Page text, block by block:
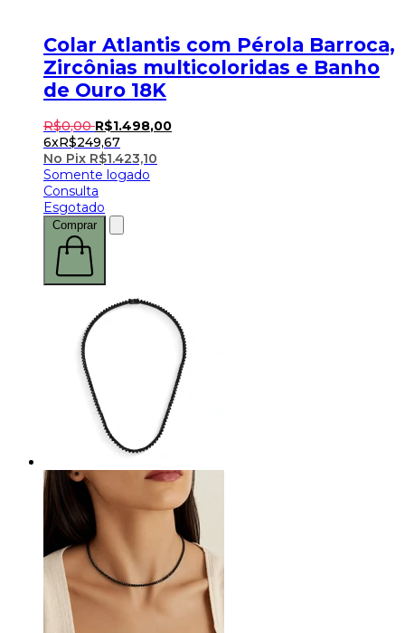
Colar Atlantis com Pérola Barroca,
Zircônias multicoloridas e Banho
de Ouro 18K
R$0,00 R$1.498,00
6xR$249,67
No Pix R$1.423,10
Somente logado
Consulta
Esgotado
Comprar